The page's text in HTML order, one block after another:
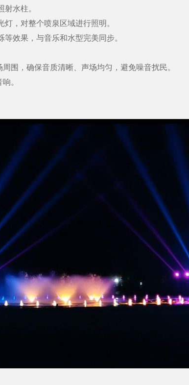
水柱。
，对整个喷泉区域进行照明。
效果，与音乐和水型完美同步。
，确保音质清晰、声场均匀，避免噪音扰民。
。